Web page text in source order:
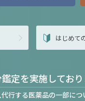
はじめて
定を実施してお
行する医薬品の一部に